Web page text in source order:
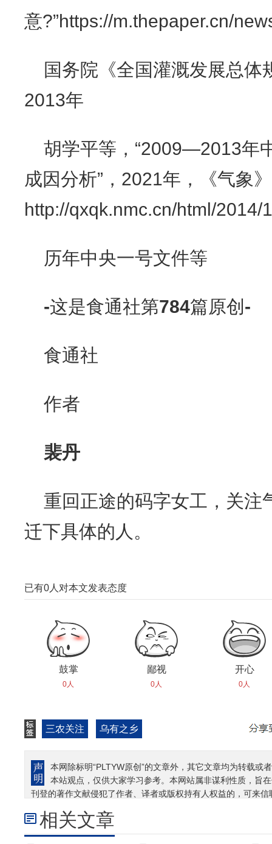
意?”https://m.thepaper.cn/
国务院《全国灌溉发展总体
2013年
胡学平等，“2009—2013年
成因分析”，2021年，《气象
http://qxqk.nmc.cn/html/2014/
历年中央一号文件等
-这是食通社第784篇原创 -
食通社
作者
裴丹
重回正途的码字女工，关注
迁下具体的人。
已有0 人对本文发表态度
鼓掌
0人
鄙视
0人
开心
0人
三农关注 乌有之乡
本网除标明“PLTYW原创”的文章外，其它文章均为转载
本站观点，仅供大家学习参考。本网站属非谋利性质，旨
刊登的著作文献侵犯了作者、译者或版权持有人权益的，可来
相关文章